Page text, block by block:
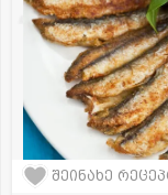
შეინახე